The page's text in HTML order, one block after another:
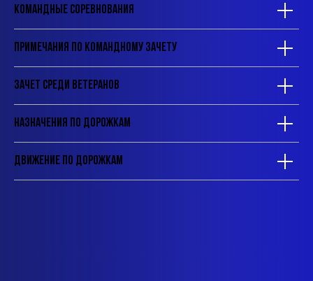
Командные соревнования
Примечания по Командному зачету
Зачет среди Ветеранов
Назначения по дорожкам
Движение по дорожкам